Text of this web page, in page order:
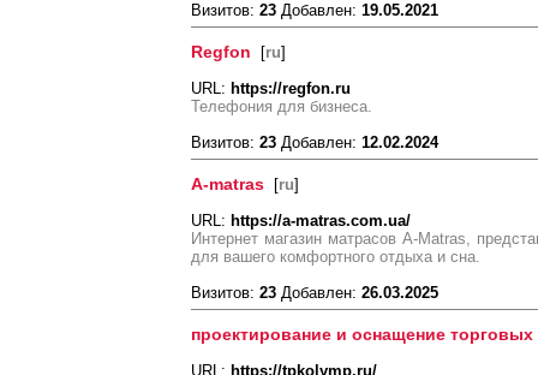
Визитов: 23 Добавлен: 19.05.2021
Regfon [ru]
URL: https://regfon.ru
Телефония для бизнеса.
Визитов: 23 Добавлен: 12.02.2024
A-matras [ru]
URL: https://a-matras.com.ua/
Интернет магазин матрасов A-Мatras,
для вашего комфортного отдыха и сна.
Визитов: 23 Добавлен: 26.03.2025
проектирование и оснащение
URL: https://tpkolymp.ru/